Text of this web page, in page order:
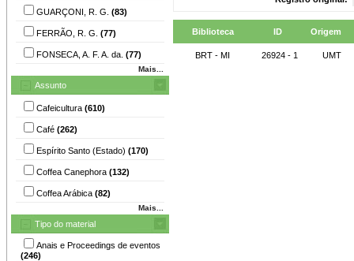
GUARÇONI, R. G. (83)
FERRÃO, R. G. (77)
FONSECA, A. F. A. da. (77)
Mais...
Assunto
Cafeicultura (610)
Café (262)
Espírito Santo (Estado) (170)
Coffea Canephora (132)
Coffea Arábica (82)
Mais...
Tipo do material
Anais e Proceedings de eventos
(246)
Biblioteca ID Origem
BRT - MI 26924 - 1 UMT